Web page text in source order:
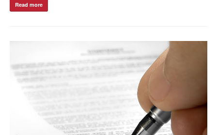
Read more